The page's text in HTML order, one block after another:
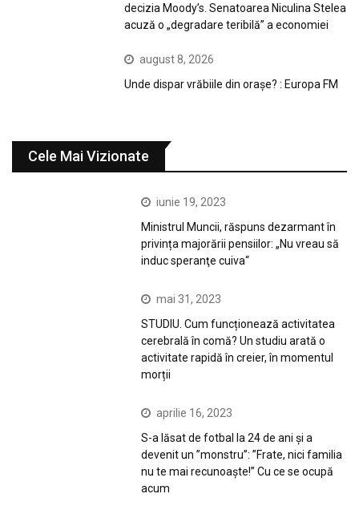
decizia Moody’s. Senatoarea Niculina Stelea
acuză o „degradare teribilă” a economiei
august 8, 2026
Unde dispar vrăbiile din orașe? : Europa FM
Cele Mai Vizionate
iunie 19, 2023
Ministrul Muncii, răspuns dezarmant în
privința majorării pensiilor: „Nu vreau să
induc speranţe cuiva“
mai 31, 2023
STUDIU. Cum funcționează activitatea
cerebrală în comă? Un studiu arată o
activitate rapidă în creier, în momentul
morții
aprilie 16, 2023
S-a lăsat de fotbal la 24 de ani și a
devenit un ”monstru”: ”Frate, nici familia
nu te mai recunoaște!” Cu ce se ocupă
acum